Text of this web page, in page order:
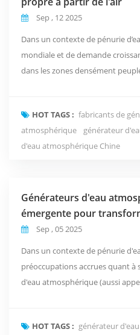
Sep , 12 2025
Dans un contexte de pénurie
mondiale et de demande
dans les zones densément
potable, trouvent
divers domaines, notamment
HOT TAGS : fabricants de
atmosphérique
générateur
d'eau atmosphérique Chine
Générateurs d'eau
émergente pour
Sep , 05 2025
Dans un contexte de pénurie
préoccupations accrues quant à
d'eau atmosphérique (aussi
des ménages, des industries et
HOT TAGS : générateur